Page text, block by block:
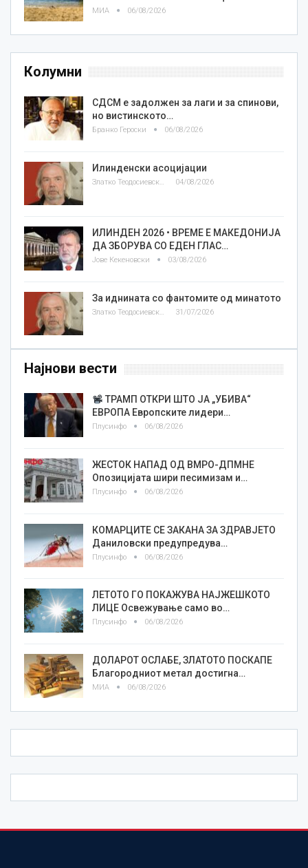
МИА 06/08/2026
Колумни
СДСМ е задолжен за лаги и за спинови,
но вистинското…
Бранко Героски 06/08/2026
Илинденски асоцијации
04/08/2026
ИЛИНДЕН 2026 • ВРЕМЕ Е МАКЕДОНИЈА
ДА ЗБОРУВА СО ЕДЕН ГЛАС…
Јове Кекеновски 03/08/2026
За иднината со фантомите од минатото
Златко Теодосиевски 31/07/2026
Најнови вести
ТРАМП ОТКРИ ШТО ЈА „УБИВА“
ЕВРОПА Европските лидери…
Плусинфо 06/08/2026
ЖЕСТОК НАПАД ОД ВМРО-ДПМНЕ
Опозицијата шири песимизам и…
Плусинфо 06/08/2026
КОМАРЦИТЕ СЕ ЗАКАНА ЗА ЗДРАВЈЕТО
Даниловски предупредува…
Плусинфо 06/08/2026
ЛЕТОТО ГО ПОКАЖУВА НАЈЖЕШКОТО
ЛИЦE Освежување само во…
Плусинфо 06/08/2026
ДОЛАРОТ ОСЛАБЕ, ЗЛАТОТО ПОСКАПЕ
Благородниот метал достигна…
МИА 06/08/2026